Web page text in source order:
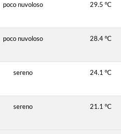
poco nuvoloso 29.5 °C
poco nuvoloso 28.4 °C
sereno 24.1 °C
sereno 21.1 °C